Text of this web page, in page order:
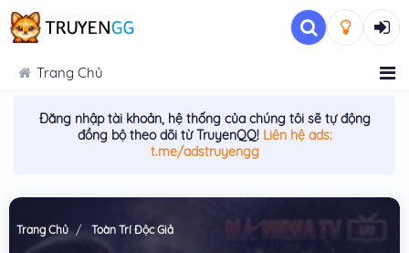
Trang Chủ
Đăng nhập tài khoản, hệ thống của chúng tôi sẽ tự động
đồng bộ theo dõi từ TruyenQQ! Liên hệ ads:
t.me/adstruyengg
Trang Chủ Toàn Trí Độc Giả